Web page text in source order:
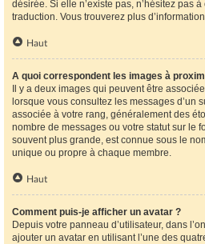
désirée. Si elle n’existe pas, n’hésitez pas
traduction. Vous trouverez plus
Haut
A quoi correspondent les images à
Il y a deux images qui peuvent être
lorsque vous consultez les messages d’un
associée à votre rang, généralement des
nombre de messages ou votre statut sur le
souvent plus grande, est connue sous le
unique ou propre à chaque membre.
Haut
Comment puis-je afficher un avatar ?
Depuis votre panneau d’utilisateur, dans
ajouter un avatar en utilisant l’une des